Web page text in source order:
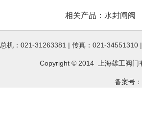
相关产品： 水封闸阀
总机：021-31263381 | 传真：021-
Copyright © 2014 上海雄工阀门
备案号